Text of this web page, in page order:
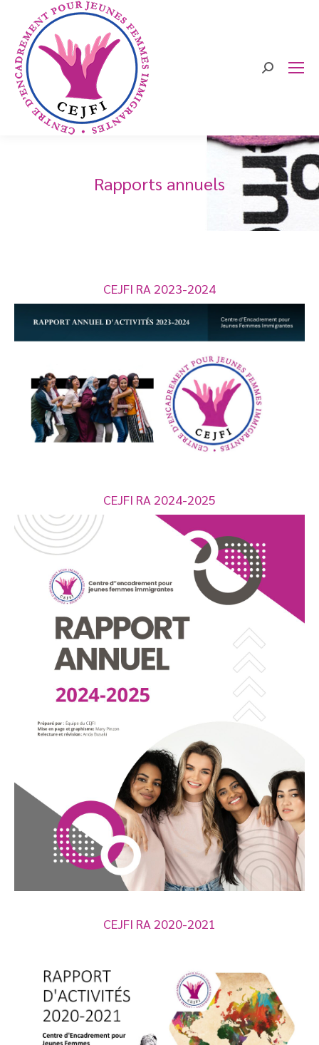
Search:
Rapports annuels
CEJFI RA 2023-2024
CEJFI RA 2024-2025
CEJFI RA 2020-2021